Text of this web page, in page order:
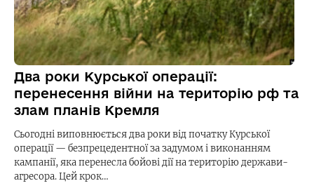
Два роки Курської операції:
перенесення війни на територію рф та
злам планів Кремля
Сьогодні виповнюється два роки від початку Курської
операції — безпрецедентної за задумом і виконанням
кампанії, яка перенесла бойові дії на територію держави-
агресора. Цей крок…